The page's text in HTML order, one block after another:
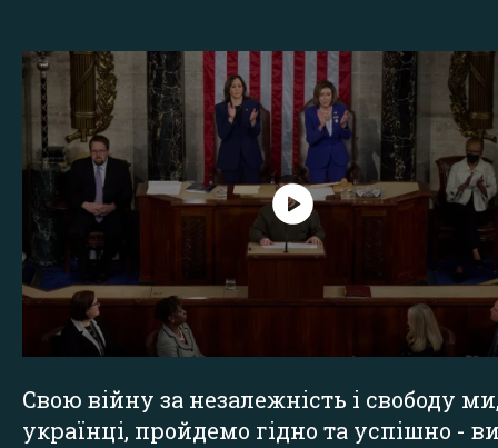
Свою війну за незалежність і свободу
українці, пройдемо гідно та успішно -